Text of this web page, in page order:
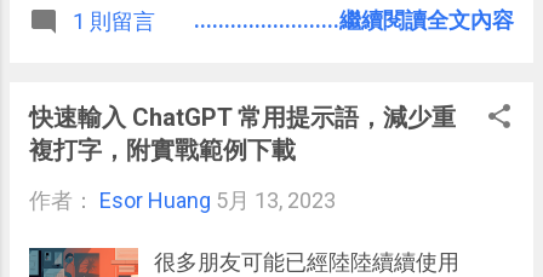
詢資料甚至獲得預定位子的連結。或
幫我們把統整的食譜表格發到自己的
社群網站。
1 則留言 ........................繼續閱讀全文內容
快速輸入 ChatGPT 常用提示語，減少重
複打字，附實戰範例下載
作者： Esor Huang 5月 13, 2023
很多朋友可能已經陸陸續續使用